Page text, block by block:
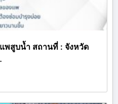
พสูบน้ำ สถานที่ : จังหวัด